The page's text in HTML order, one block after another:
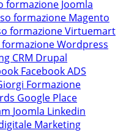
formazione Joomla
formazione Magento
formazione Virtuemart
formazione Wordpress
CRM Drupal
Facebook ADS
Formazione
Google Place
Joomla Linkedin
Marketing